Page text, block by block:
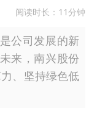
阅读时长： 11分钟
公司发展的新
来，南兴股份
、坚持绿色低